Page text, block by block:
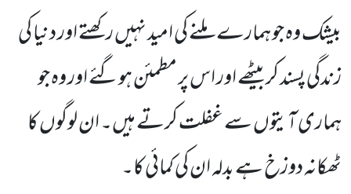
بیشک وہ جو ہمارے ملنے کی امید نہیں رکھتے اور دنیا کی
زندگی پسند کر بیٹھے اور اس پر مطمئن ہوگئے اور وہ جو
ہماری آیتوں سے غفلت کرتے ہیں۔ ان لوگوں کا
ٹھکانہ دوزخ ہے بدلہ ان کی کمائی کا۔